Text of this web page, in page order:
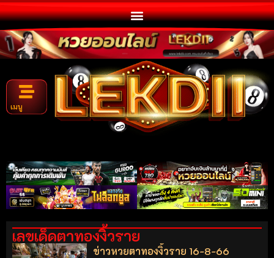
เมนู
เลขเด็ดตาทองงิ้วราย
ข่าวหวยตาทองงิ้วราย 16-8-66